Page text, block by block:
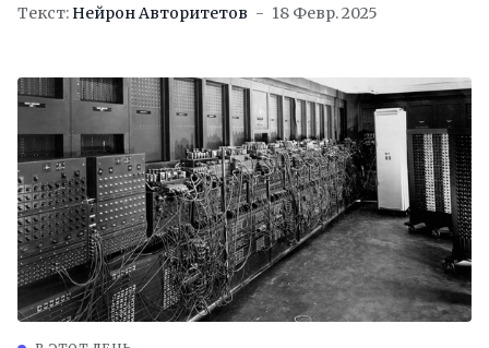
Текст: Нейрон Авторитетов 18 Февр. 2025